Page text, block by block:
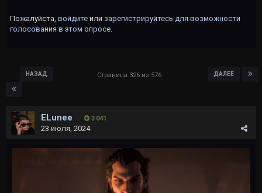
Пожалуйста, войдите или зарегистрируйтесь для возможности
голосования в этом опросе.
НАЗАД ДАЛЕЕ
Страница 326 из 576
ELunee 3 041
23 июля, 2024